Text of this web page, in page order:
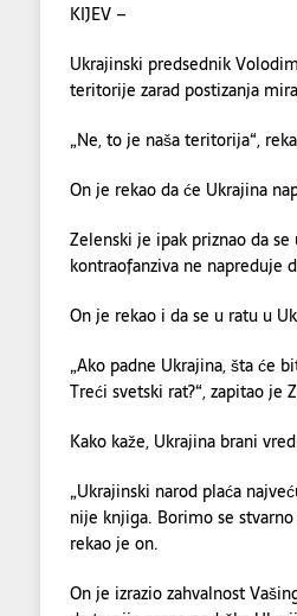
KIJEV –
Ukrajinski predsednik
teritorije zarad postizanja
„Ne, to je naša teritorija“,
On je rekao da će Ukrajina
Zelenski je ipak priznao da
kontraofanziva ne napreduje
On je rekao i da se u ratu u
„Ako padne Ukrajina, šta će
Treći svetski rat?“, zapitao je
Kako kaže, Ukrajina brani
„Ukrajinski narod plaća
nije knjiga. Borimo se
rekao je on.
On je izrazio zahvalnost